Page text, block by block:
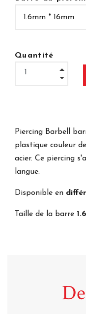
Quantité
Piercing Barbell
plastique couleur
acier. Ce piercing
langue.
Disponible en
Taille de la barre